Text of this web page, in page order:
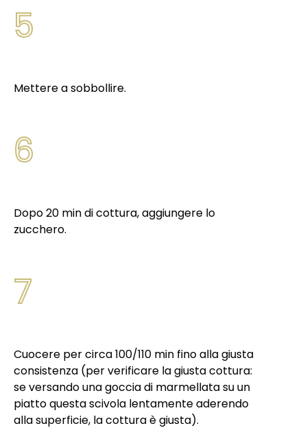
5
Mettere a sobbollire.
6
Dopo 20 min di cottura, aggiungere lo
zucchero.
7
Cuocere per circa 100/110 min fino alla giusta
consistenza (per verificare la giusta cottura:
se versando una goccia di marmellata su un
piatto questa scivola lentamente aderendo
alla superficie, la cottura è giusta).